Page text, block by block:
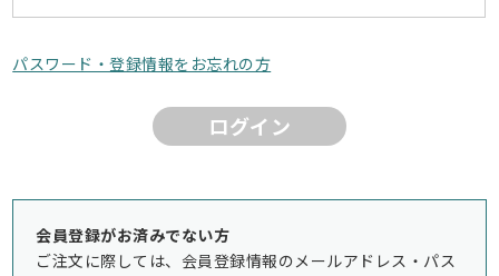
パスワード・登録情報をお忘れの方
ログイン
会員登録がお済みでない方
ご注文に際しては、会員登録情報のメールアドレス・パス